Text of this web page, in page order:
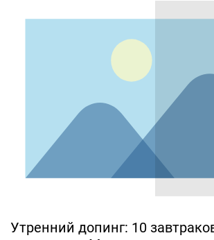
Утренний допинг: 10